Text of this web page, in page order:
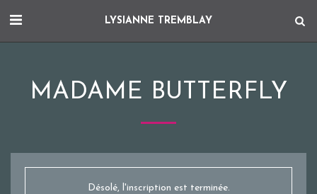
LYSIANNE TREMBLAY
MADAME BUTTERFLY
Désolé, l'inscription est terminée.